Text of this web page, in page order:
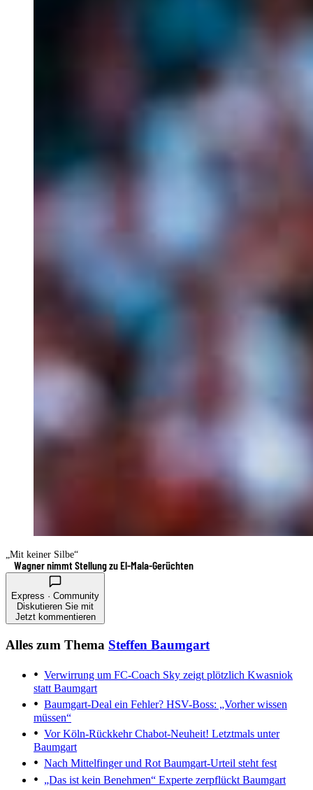
„Mit keiner Silbe“
Wagner nimmt Stellung zu El-Mala-Gerüchten
Express · Community
Diskutieren Sie mit
Jetzt kommentieren
Alles zum Thema Steffen Baumgart
Verwirrung um FC-Coach Sky zeigt plötzlich Kwasniok
statt Baumgart
Baumgart-Deal ein Fehler? HSV-Boss: „Vorher wissen
müssen“
Vor Köln-RückkehrChabot-Neuheit! Letztmals unter
Baumgart
Nach Mittelfinger und Rot Baumgart-Urteil steht fest
„Das ist kein Benehmen“ Experte zerpflückt Baumgart